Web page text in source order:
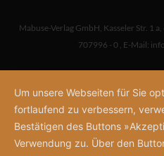
Mabuse-Verlag GmbH, Kasseler Str. 1 a,
707996 - 0 , E-Mail:
Um unsere Webseiten für Sie
fortlaufend zu verbessern,
Bestätigen des Buttons
Verwendung zu. Über den